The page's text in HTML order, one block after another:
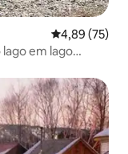
4,89 de uma
4,89 (75)
em lago